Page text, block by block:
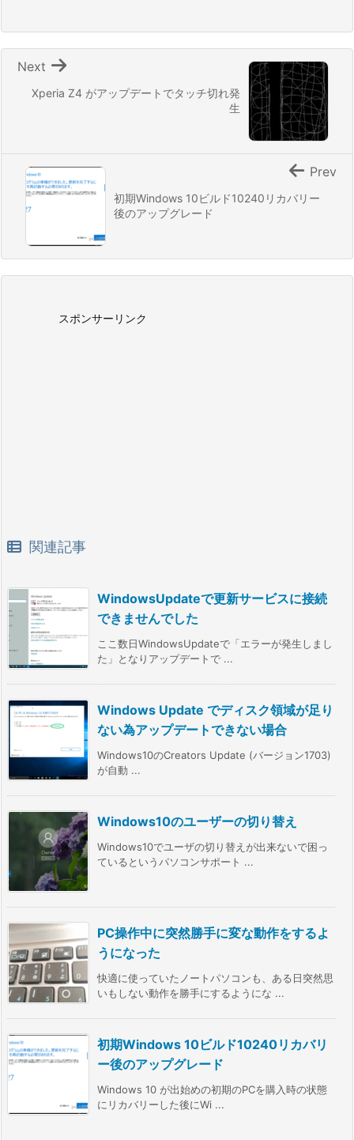
Xperia Z4 がアップデートでタッチ切れ発
生
Next
初期Windows 10ビルド10240リカバリー
後のアップグレード
Prev
スポンサーリンク
関連記事
WindowsUpdateで更新サービスに接続
できませんでした
ここ数日WindowsUpdateで「エラーが発生しまし
た」となりアップデートで ...
Windows Update でディスク領域が足り
ない為アップデートできない場合
Windows10のCreators Update (バージョン1703)
が自動 ...
Windows10のユーザーの切り替え
Windows10でユーザの切り替えが出来ないで困っ
ているというパソコンサポート ...
PC操作中に突然勝手に変な動作をするよ
うになった
快適に使っていたノートパソコンも、ある日突然思
いもしない動作を勝手にするようにな ...
初期Windows 10ビルド10240リカバリ
ー後のアップグレード
Windows 10 が出始めの初期のPCを購入時の状態
にリカバリーした後にWi ...